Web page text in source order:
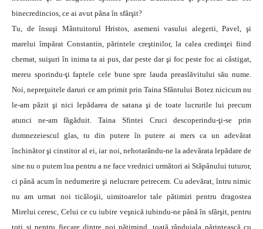
binecredincios, ce ai avut pâna în sfârşit?
Tu, de însuşi Mântuitorul Hristos, asemeni vasului alegerii, Pavel, şi
marelui împărat Constantin, părintele creştinilor, la calea credinţei fiind
chemat, suişuri în inima ta ai pus, dar peste dar şi foc peste foc ai câstigat,
mereu sporindu-ţi faptele cele bune spre lauda preaslăvitului său nume.
Noi, nepreţuitele daruri ce am primit prin Taina Sfântului Botez nicicum nu
le-am păzit şi nici lepădarea de satana şi de toate lucrurile lui precum
atunci ne-am făgăduit. Taina Sfintei Cruci descoperindu-ţi-se prin
dumnezeiescul glas, tu din putere în putere ai mers ca un adevărat
închinător şi cinstitor al ei, iar noi, nehotarându-ne la adevărata lepădare de
sine nu o putem lua pentru a ne face vrednici următori ai Stăpânului tuturor,
ci până acum în nedumerire şi nelucrare petrecem. Cu adevărat, întru nimic
nu am urmat noi ticăloşii, uimitoarelor tale pătimiri pentru dragostea
Mirelui ceresc, Celui ce cu iubire veşnică iubindu-ne până în sfârşit, pentru
toţi şi pentru fiecare dintre noi pătimind, toată rânduiala părintească cu